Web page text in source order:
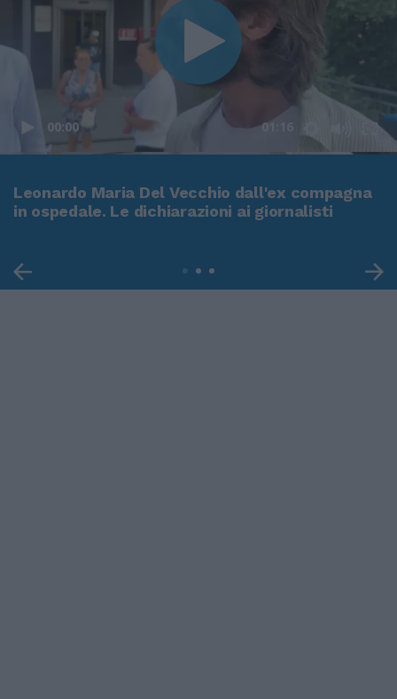
00:00 01:16
Leonardo Maria Del Vecchio dall'ex compagna
in ospedale. Le dichiarazioni ai giornalisti